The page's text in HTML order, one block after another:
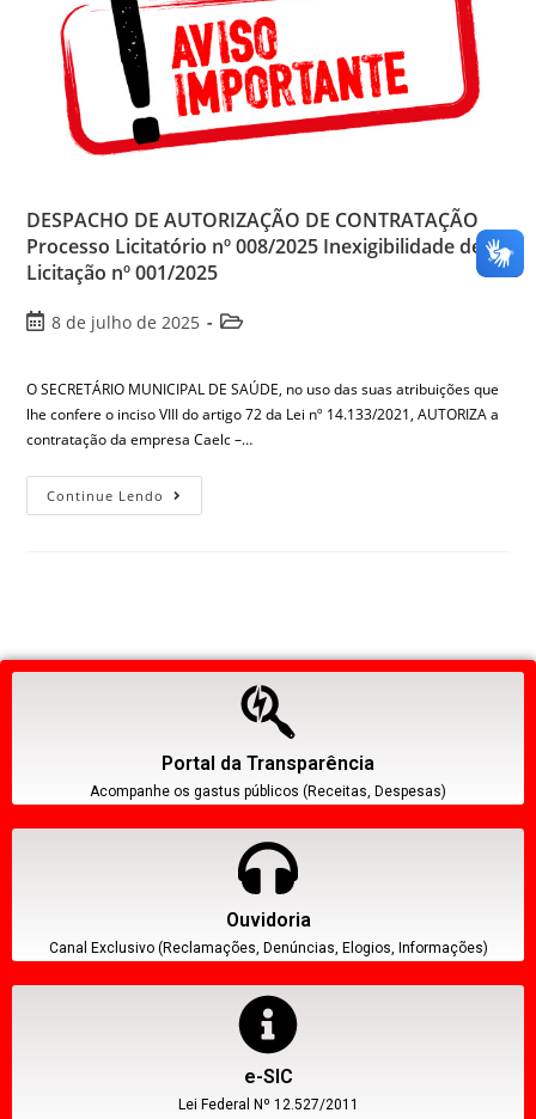
DESPACHO DE AUTORIZAÇÃO DE CONTRATAÇÃO
Processo Licitatório nº 008/2025 Inexigibilidade de
Licitação nº 001/2025
8 de julho de 2025
O SECRETÁRIO MUNICIPAL DE SAÚDE, no uso das suas atribuições que
lhe confere o inciso VIII do artigo 72 da Lei nº 14.133/2021, AUTORIZA a
contratação da empresa Caelc –…
Continue Lendo
Portal da Transparência
Acompanhe os gastus públicos (Receitas, Despesas)
Ouvidoria
Canal Exclusivo (Reclamações, Denúncias, Elogios, Informações)
e-SIC
Lei Federal Nº 12.527/2011